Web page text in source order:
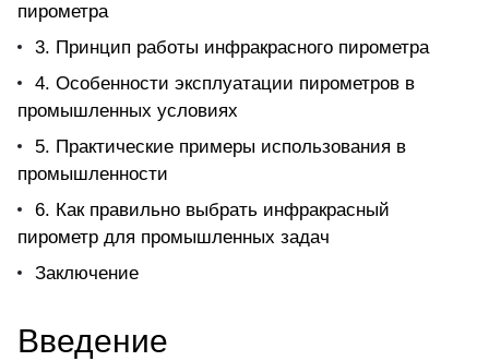
пирометра
3. Принцип работы инфракрасного пирометра
4. Особенности эксплуатации пирометров в
промышленных условиях
5. Практические примеры использования в
промышленности
6. Как правильно выбрать инфракрасный
пирометр для промышленных задач
Заключение
Введение